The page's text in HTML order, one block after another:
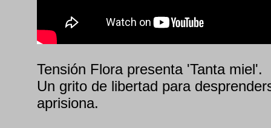
Tensión Flora presenta 'Tanta miel'.
Un grito de libertad para
aprisiona.